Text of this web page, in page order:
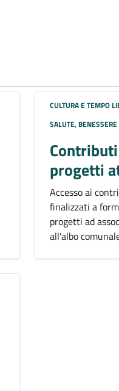
CULTURA E TEMPO
SALUTE,
progetti
Accesso ai
finalizzati a
progetti ad
all'albo